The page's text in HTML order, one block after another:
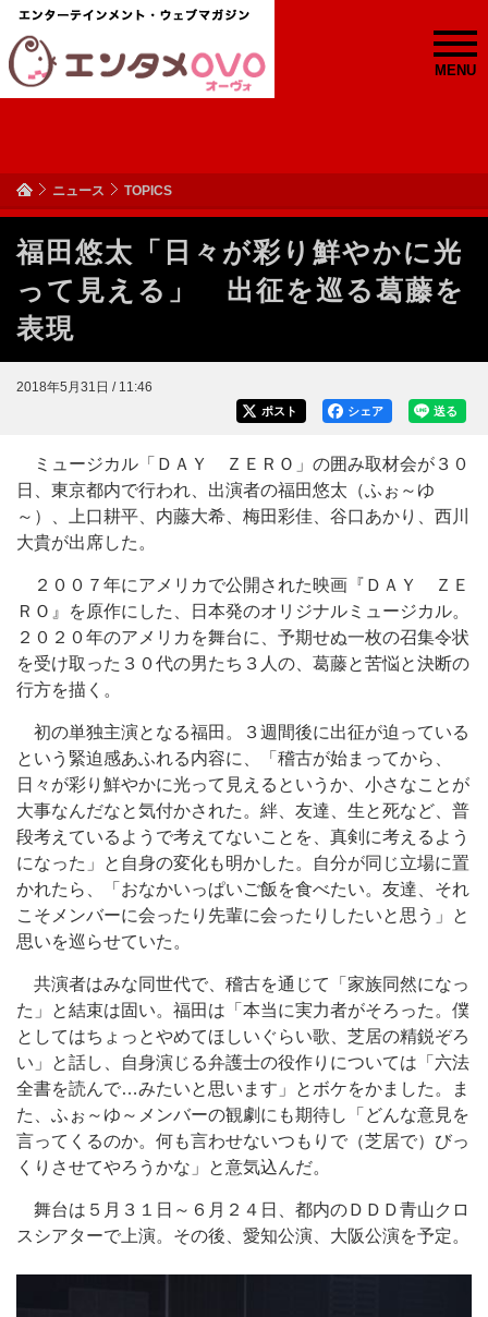
MENU
ニュース TOPICS
福田悠太「日々が彩り鮮やかに光
って見える」 出征を巡る葛藤を
表現
2018年5月31日 / 11:46
送る
シェア
ポスト
ミュージカル「ＤＡＹ ＺＥＲＯ」の囲み取材会が３０
日、東京都内で行われ、出演者の福田悠太（ふぉ～ゆ
～）、上口耕平、内藤大希、梅田彩佳、谷口あかり、西川
大貴が出席した。
２００７年にアメリカで公開された映画『ＤＡＹ ＺＥ
ＲＯ』を原作にした、日本発のオリジナルミュージカル。
２０２０年のアメリカを舞台に、予期せぬ一枚の召集令状
を受け取った３０代の男たち３人の、葛藤と苦悩と決断の
行方を描く。
初の単独主演となる福田。３週間後に出征が迫っている
という緊迫感あふれる内容に、「稽古が始まってから、
日々が彩り鮮やかに光って見えるというか、小さなことが
大事なんだなと気付かされた。絆、友達、生と死など、普
段考えているようで考えてないことを、真剣に考えるよう
になった」と自身の変化も明かした。自分が同じ立場に置
かれたら、「おなかいっぱいご飯を食べたい。友達、それ
こそメンバーに会ったり先輩に会ったりしたいと思う」と
思いを巡らせていた。
共演者はみな同世代で、稽古を通じて「家族同然になっ
た」と結束は固い。福田は「本当に実力者がそろった。僕
としてはちょっとやめてほしいぐらい歌、芝居の精鋭ぞろ
い」と話し、自身演じる弁護士の役作りについては「六法
全書を読んで…みたいと思います」とボケをかました。ま
た、ふぉ～ゆ～メンバーの観劇にも期待し「どんな意見を
言ってくるのか。何も言わせないつもりで（芝居で）びっ
くりさせてやろうかな」と意気込んだ。
舞台は５月３１日～６月２４日、都内のＤＤＤ青山クロ
スシアターで上演。その後、愛知公演、大阪公演を予定。